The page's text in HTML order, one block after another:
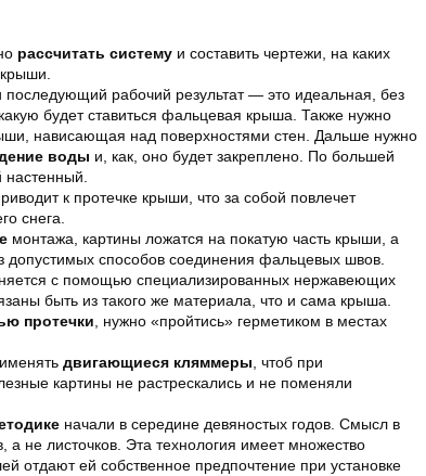
рассчитать систему и составить чертежи, на каких
последующий рабочий результат — это идеальная, без
будет ставиться фальцевая крыша. Также нужно
нависающая над поверхностями стен. Дальше нужно
воды и, как, оно будет закреплено. По большей
настенный.
к протечке крыши, что за собой повлечет
снега.
монтажа, картины ложатся на покатую часть крыши, а
способов соединения фальцевых швов.
с помощью специализированных нержавеющих
быть из такого же материала, что и сама крыша.
протечки, нужно «пройтись» герметиком в местах
двигающиеся кляммеры, чтоб при
картины не растрескались и не поменяли
начали в середине девяностых годов. Смысл в
не листочков. Эта технология имеет множество
отдают ей собственное предпочтение при установке